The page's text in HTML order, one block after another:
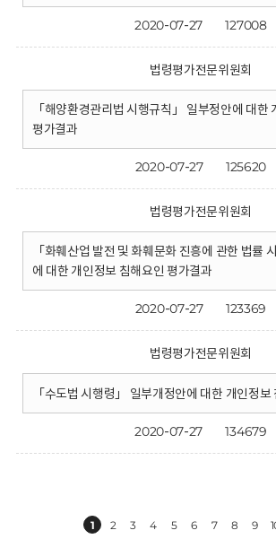
2020-07-27 127008
법령평가전문위원회
「해양환경관리법 시행규칙」 일부정안에 대한
평가결과
2020-07-27 125620
법령평가전문위원회
「화훼산업 발전 및 화훼문화 진흥에 관한 법률
에 대한 개인정보 침해요인 평가결과
2020-07-27 123369
법령평가전문위원회
「수도법 시행령」 일부개정안에 대한 개인정
2020-07-27 134679
1 2 3 4 5 6 7 8 9